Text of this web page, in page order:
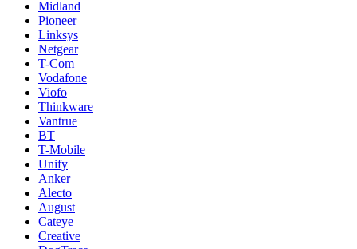
Midland
Pioneer
Linksys
Netgear
T-Com
Vodafone
Viofo
Thinkware
Vantrue
BT
T-Mobile
Unify
Anker
Alecto
August
Cateye
Creative